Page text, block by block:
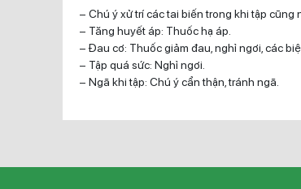
– Chú ý xử trí các tai biến trong khi tập cũng
– Tăng huyết áp: Thuốc hạ áp.
– Đau cơ: Thuốc giảm đau, nghỉ ngơi, các
– Tập quá sức: Nghỉ ngơi.
– Ngã khi tập: Chú ý cẩn thận, tránh ngã.